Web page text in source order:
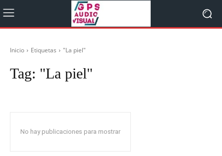
Inicio Etiquetas "La piel"
Tag: "La piel"
No hay publicaciones para mostrar